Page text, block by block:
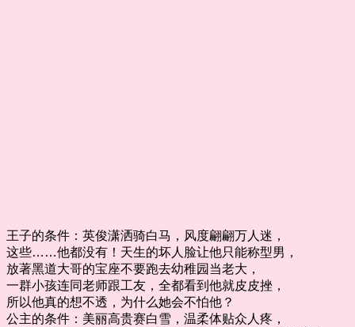
王子的条件：英俊潇洒骑白马，风度翩翩万人迷，
这些……他都没有！天生的坏人脸让他只能称型男，
放著黑道大哥的宝座不要跑去幼稚园当老大，
一群小孩连同老师跟工友，全都看到他就皮皮挫，
所以他真的想不透，为什么她会不怕他？
公主的条件：美丽高贵赛白雪，温柔体贴众人疼，